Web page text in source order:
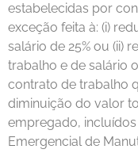
estabelecidas por
exceção feita à: (i)
salário de 25% ou (ii)
trabalho e de salário
contrato de trabalho
diminuição do valor
empregado,
Emergencial de